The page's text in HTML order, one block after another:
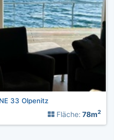
33 Olpenitz
Fläche: 78m2